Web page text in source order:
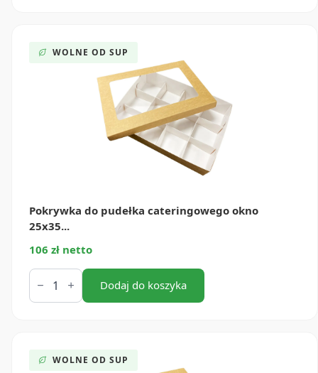
(50 WOLNE OD SUP
Pokrywka do pudełka cateringowego okno
25x35...
106 zł netto
ilość
Pokrywka
do
pudełka
cm
(50
Dodaj do koszyka
WOLNE OD SUP